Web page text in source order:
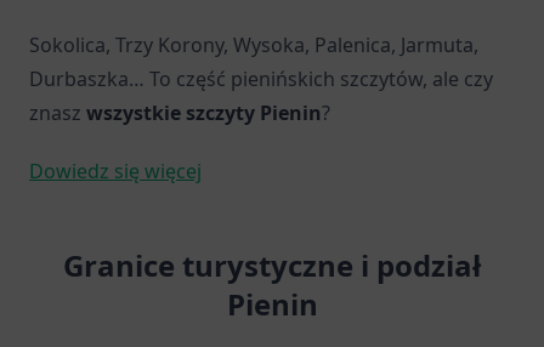
Sokolica, Trzy Korony, Wysoka, Palenica, Jarmuta,
Durbaszka… To część pienińskich szczytów, ale czy
znasz wszystkie szczyty Pienin?
Dowiedz się więcej
szczytów
Granice turystyczne i podział
Pienin